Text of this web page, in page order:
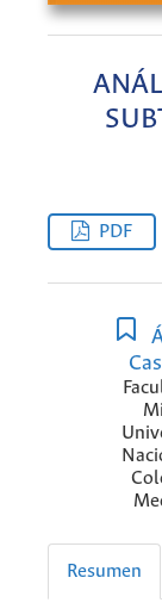
PDF
Resumen